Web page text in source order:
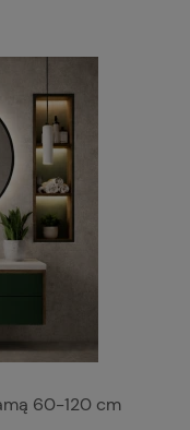
60-120 cm